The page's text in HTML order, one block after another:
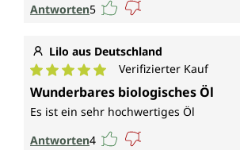
Antworten5
Lilo aus Deutschland
Durchschnittliche Bewertung von 5
Verifizierter Kauf
Wunderbares biologisches Öl
Es ist ein sehr hochwertiges Öl
Antworten4